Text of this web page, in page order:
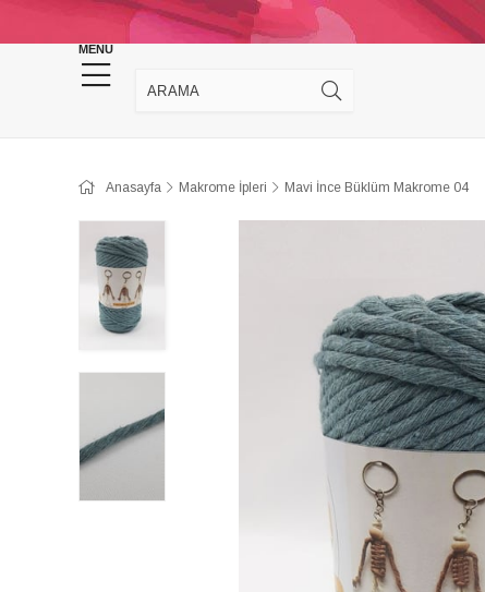
MENU
KINA DÜĞÜN MALZEMELERİ TAKI
Anasayfa Makrome İpleri Mavi İnce Büklüm Makrome 04